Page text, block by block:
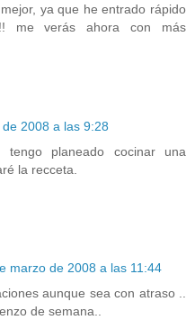
ya que he entrado rápido
me verás ahora con más
2008 a las 9:28
planeado cocinar una
la recceta.
marzo de 2008 a las 11:44
aunque sea con atraso ..
de semana..